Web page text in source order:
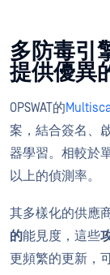
多防毒引
提供優異
OPSWAT的
案，結合簽名、
器學習。相較於
以上的偵測率。
其多樣化的供應
的能見度，這些
更頻繁的更新，